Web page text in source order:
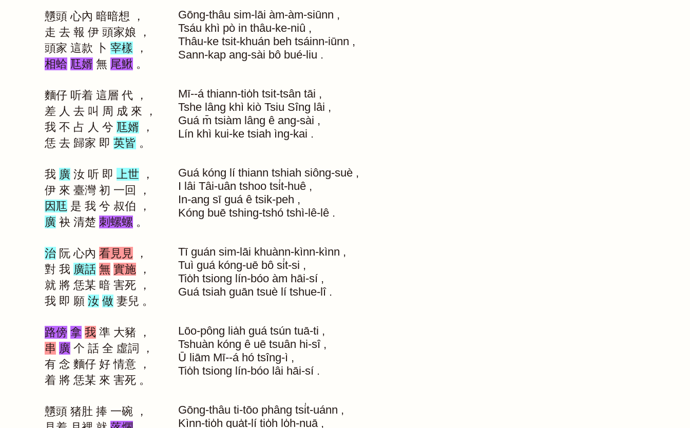
戇頭 心內 暗暗想
，
走 去 報 伊 頭家娘
，
頭家 這款 卜 宰樣
，
相蛤 尫婿 無 尾鰍 。
Gōng-thâu sim-lāi àm-àm-siūnn ,
Tsáu khì pò in thâu-ke-niû ,
Thâu-ke tsit-khuán beh tsáinn-iūnn ,
Sann-kap ang-sài bô bué-liu .
麵仔 听着 這層 代
，
差 人 去 叫 周 成 來
，
我 不 占 人 兮 尫婿
，
恁 去 歸家 即 英皆 。
Mī--á thiann-tio̍h tsit-tsân tāi ,
Tshe lâng khì kiò Tsiu Sîng lâi ,
Guá m̄ tsiàm lâng ê ang-sài ,
Lín khì kui-ke tsiah ìng-kai .
我 廣 汝 听 即 上世
，
伊 來 臺灣 初 一回
，
因尫 是 我 兮 叔伯
，
廣 袂 清楚 刺螺螺 。
Guá kóng lí thiann tshiah siông-suè ,
I lâi Tâi-uân tshoo tsi̍t-huê ,
In-ang sī guá ê tsik-peh ,
Kóng buē tshing-tshó tshì-lê-lê .
治 阮 心內 看見見
，
對 我 廣話 無 實施
，
就 將 恁某 暗 害死
，
我 即 願 汝 做 妻兒 。
Tī guán sim-lāi khuànn-kìnn-kìnn ,
Tuì guá kóng-uē bô si̍t-si ,
Tio̍h tsiong lín-bóo àm hāi-sí ,
Guá tsiah guān tsuè lí tshue-lî .
路傍 拿 我 準 大豬
，
串 廣 个 話 全 虛詞
，
有 念 麵仔 好 情意
，
着 將 恁某 來 害死 。
Lōo-pông lia̍h guá tsún tuā-ti ,
Tshuàn kóng ê uē tsuân hi-sî ,
Ū liām Mī--á hó tsîng-ì ,
Tio̍h tsiong lín-bóo lâi hāi-sí .
戇頭 猪肚 捧 一碗
，
Gōng-thâu ti-tōo phâng tsi̍t-uánn ,
Kìnn-tio̍h gua̍t-lí tio̍h lo̍h-nuā ,